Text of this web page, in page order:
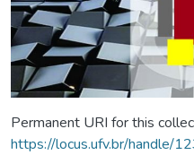
Permanent URI for this
https://locus.ufv.br/handle/